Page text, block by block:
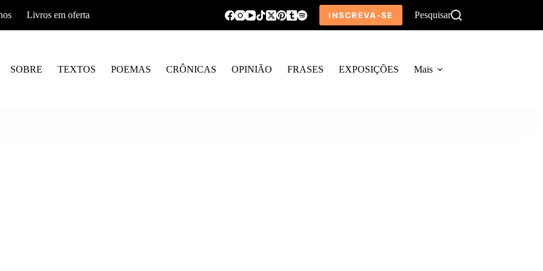
Livros em oferta INSCREVA-SE Pesquisar
SOBRE TEXTOS POEMAS CRÔNICAS OPINIÃO FRASES EXPOSIÇÕES Mais